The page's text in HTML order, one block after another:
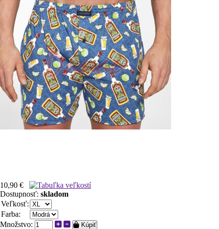
10,90 €
Dostupnosť: skladom
Veľkosť:
Farba:
Množstvo:
Kúpiť